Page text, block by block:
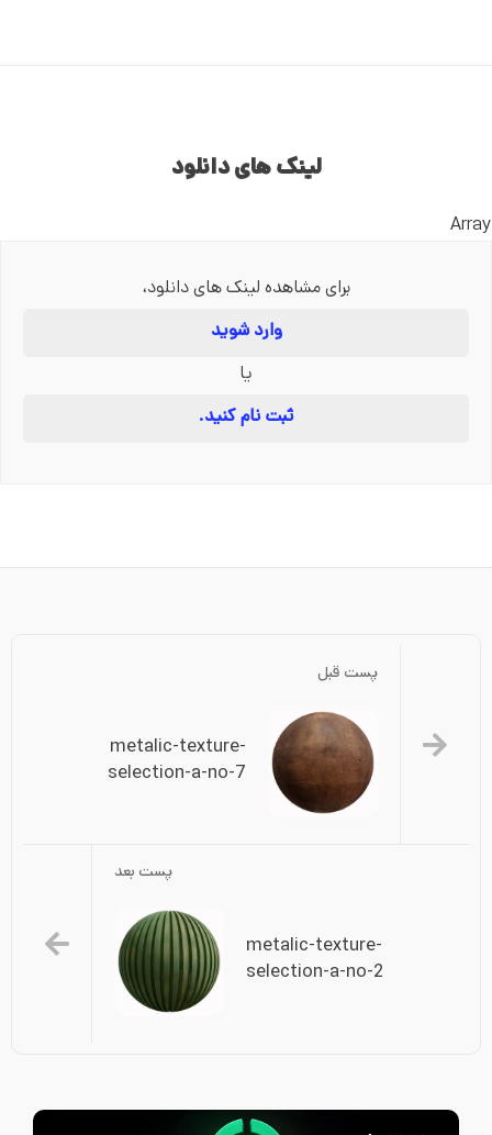
لینک های دانلود
Array
برای مشاهده لینک های دانلود،
وارد شوید
یا
ثبت نام کنید.
پست قبل
metalic-texture-
selection-a-no-7
پست بعد
metalic-texture-
selection-a-no-2